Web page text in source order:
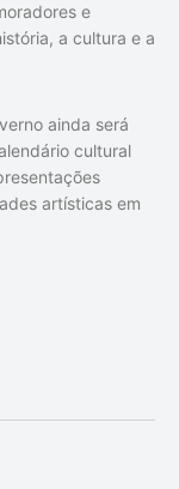
e
a cultura e a
ainda será
cultural
artísticas em